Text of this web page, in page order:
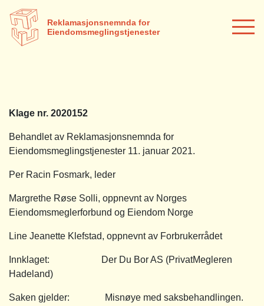
Reklamasjonsnemnda for
Eiendomsmeglingstjenester
Klage nr. 2020152
Behandlet av Reklamasjonsnemnda for
Eiendomsmeglingstjenester 11. januar 2021.
Per Racin Fosmark, leder
Margrethe Røse Solli, oppnevnt av Norges
Eiendomsmeglerforbund og Eiendom Norge
Line Jeanette Klefstad, oppnevnt av Forbrukerrådet
Innklaget: Der Du Bor AS (PrivatMegleren
Hadeland)
Saken gjelder: Misnøye med saksbehandlingen.